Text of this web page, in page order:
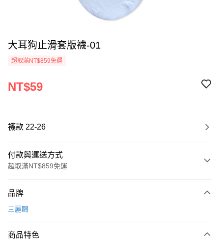
大耳狗止滑套版襪-01
超取滿NT$859免運
NT$59
襪款 22-26
付款與運送方式
超取滿NT$859免運
信用卡一次付款
LINE Pay
品牌
三麗鷗
商品特色